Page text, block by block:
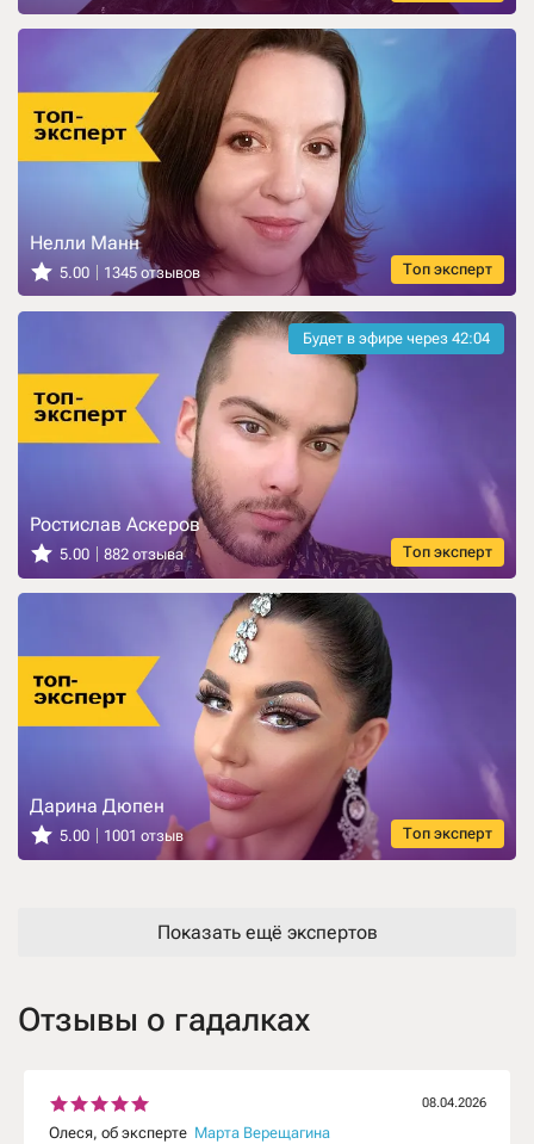
Топ эксперт
Нелли Манн
5.00 1345 отзывов
Будет в эфире через 42:03
Топ эксперт
Ростислав Аскеров
5.00 882 отзыва
Топ эксперт
Дарина Дюпен
5.00 1001 отзыв
Показать ещё экспертов
Отзывы о гадалках
08.04.2026
Олеся, об эксперте Марта Верещагина